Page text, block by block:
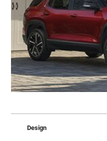
Design